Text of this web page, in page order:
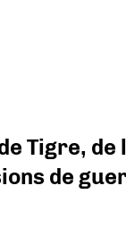
Tigre, de
de